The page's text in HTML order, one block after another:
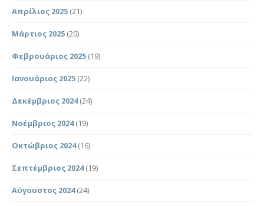
Απρίλιος 2025 (21)
Μάρτιος 2025 (20)
Φεβρουάριος 2025 (19)
Ιανουάριος 2025 (22)
Δεκέμβριος 2024(24)
Νοέμβριος 2024(19)
Οκτώβριος 2024(16)
Σεπτέμβριος 2024(19)
Αύγουστος 2024(24)